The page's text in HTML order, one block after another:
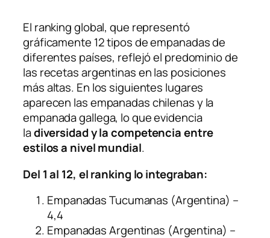
El ranking global, que representó
gráficamente 12 tipos de empanadas de
diferentes países, reflejó el predominio de
las recetas argentinas en las posiciones
más altas. En los siguientes lugares
aparecen las empanadas chilenas y la
empanada gallega, lo que evidencia
ladiversidad y la competencia entre
estilos a nivel mundial.
Del 1 al 12, el ranking lo integraban:
Empanadas Tucumanas (Argentina) –
4,4
Empanadas Argentinas (Argentina) –